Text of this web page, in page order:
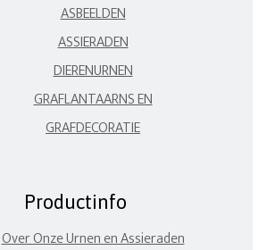
ASBEELDEN
ASSIERADEN
DIERENURNEN
GRAFLANTAARNS EN
GRAFDECORATIE
Productinfo
Over Onze Urnen en Assieraden